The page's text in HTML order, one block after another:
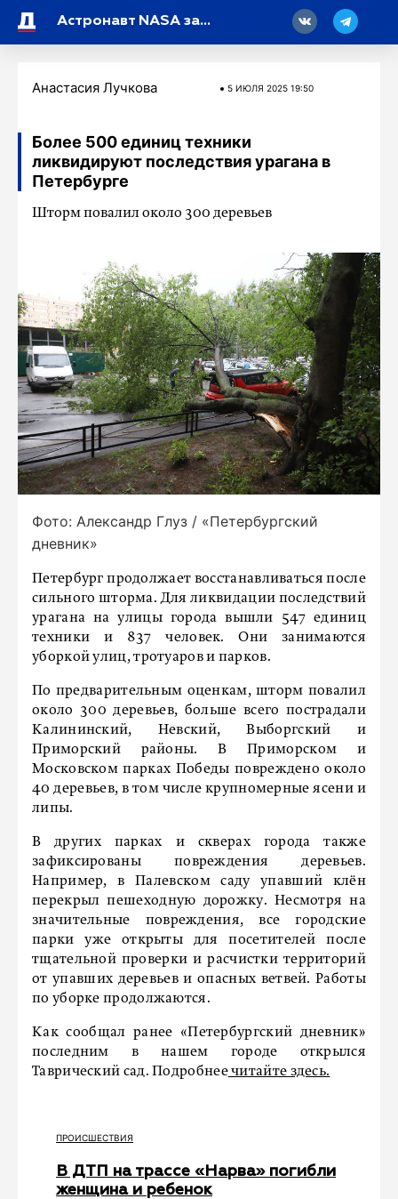
Астронавт NASA запечатлела с борта Международной космической станции уникальную красную молнию
Анастасия Лучкова 5 ИЮЛЯ 2025 19:50
Более 500 единиц техники
ликвидируют последствия урагана в
Петербурге
Шторм повалил около 300 деревьев
Фото: Александр Глуз / «Петербургский
дневник»
Петербург продолжает восстанавливаться после
сильного шторма. Для ликвидации последствий
урагана на улицы города вышли 547 единиц
техники и 837 человек. Они занимаются
уборкой улиц, тротуаров и парков.
По предварительным оценкам, шторм повалил
около 300 деревьев, больше всего пострадали
Калининский, Невский, Выборгский и
Приморский районы. В Приморском и
Московском парках Победы повреждено около
40 деревьев, в том числе крупномерные ясени и
липы.
В других парках и скверах города также
зафиксированы повреждения деревьев.
Например, в Палевском саду упавший клён
перекрыл пешеходную дорожку. Несмотря на
значительные повреждения, все городские
парки уже открыты для посетителей после
тщательной проверки и расчистки территорий
от упавших деревьев и опасных ветвей. Работы
по уборке продолжаются.
Как сообщал ранее «Петербургский дневник»
последним в нашем городе открылся
Таврический сад. Подробнеечитайте здесь.
ПРОИСШЕСТВИЯ
В ДТП на трассе «Нарва» погибли
женщина и ребенок